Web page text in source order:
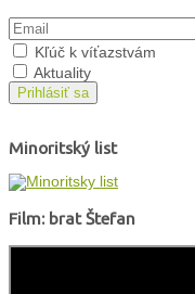
Kľúč k víťazstvám
Aktuality
Prihlásiť sa
Minoritský list
Film: brat Štefan